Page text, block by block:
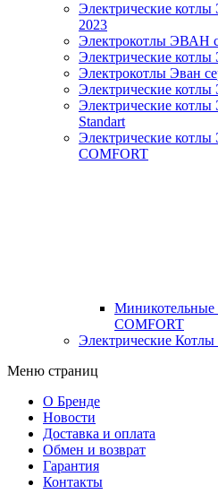
Электрические
2023
Электрокотлы ЭВАН
Электрические
Электрокотлы Эван
Электрические
Электрические
Standart
Электрические
COMFORT
COMFORT
Электрические
Меню страниц
О Бренде
Новости
Доставка и оплата
Обмен и возврат
Гарантия
Контакты